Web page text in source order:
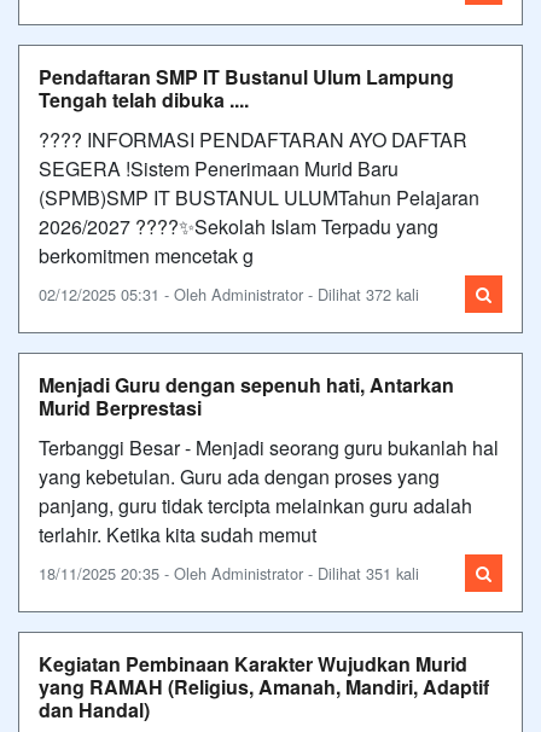
Pendaftaran SMP IT Bustanul Ulum Lampung
Tengah telah dibuka ....
???? INFORMASI PENDAFTARAN AYO DAFTAR
SEGERA !Sistem Penerimaan Murid Baru
(SPMB)SMP IT BUSTANUL ULUMTahun Pelajaran
2026/2027 ????✨Sekolah Islam Terpadu yang
berkomitmen mencetak g
02/12/2025 05:31 - Oleh Administrator - Dilihat 372 kali
Menjadi Guru dengan sepenuh hati, Antarkan
Murid Berprestasi
Terbanggi Besar - Menjadi seorang guru bukanlah hal
yang kebetulan. Guru ada dengan proses yang
panjang, guru tidak tercipta melainkan guru adalah
terlahir. Ketika kita sudah memut
18/11/2025 20:35 - Oleh Administrator - Dilihat 351 kali
Kegiatan Pembinaan Karakter Wujudkan Murid
yang RAMAH (Religius, Amanah, Mandiri, Adaptif
dan Handal)